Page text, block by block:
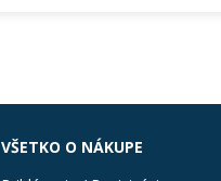
VŠETKO O NÁKUPE